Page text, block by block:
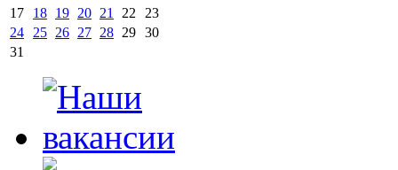
17
18 19 20 21 22
23
24
25 26 27 28 29 30
31